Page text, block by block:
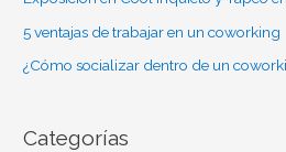
r
:
5 ventajas de trabajar en un coworking
¿Cómo socializar dentro de un
Categorías